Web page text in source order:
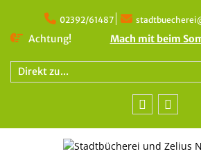
content
02392/61487
Achtung! Mach mit beim
Direkt zu...